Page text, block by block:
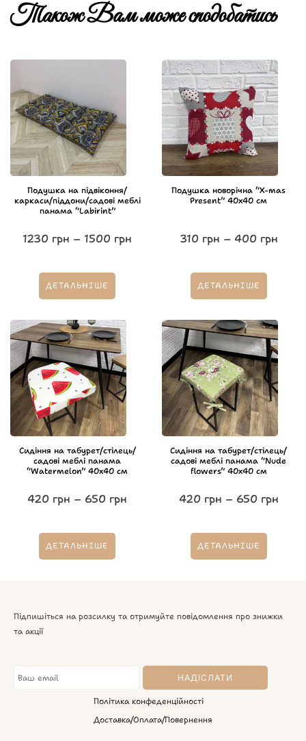
Також Вам може сподобатись
Подушка на підвіконня/
каркаси/піддони/садові меблі
панама “Labirint”
1230 грн – 1500 грн
ДЕТАЛЬНІШЕ
Подушка новорічна “X-mas
Present” 40х40 см
310 грн – 400 грн
ДЕТАЛЬНІШЕ
Сидіння на табурет/стілець/
садові меблі панама
“Watermelon” 40х40 см
420 грн – 650 грн
ДЕТАЛЬНІШЕ
Сидіння на табурет/стілець/
садові меблі панама “Nude
flowers” 40х40 см
420 грн – 650 грн
ДЕТАЛЬНІШЕ
Підпишіться на розсилку та отримуйте повідомлення про знижки
та акції
Політика конфеденційності
Доставка/Оплата/Повернення